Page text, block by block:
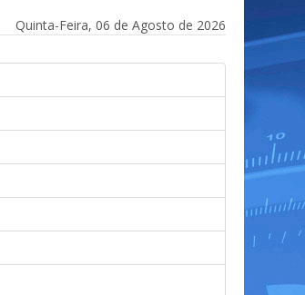
Quinta-Feira, 06 de Agosto de 2026